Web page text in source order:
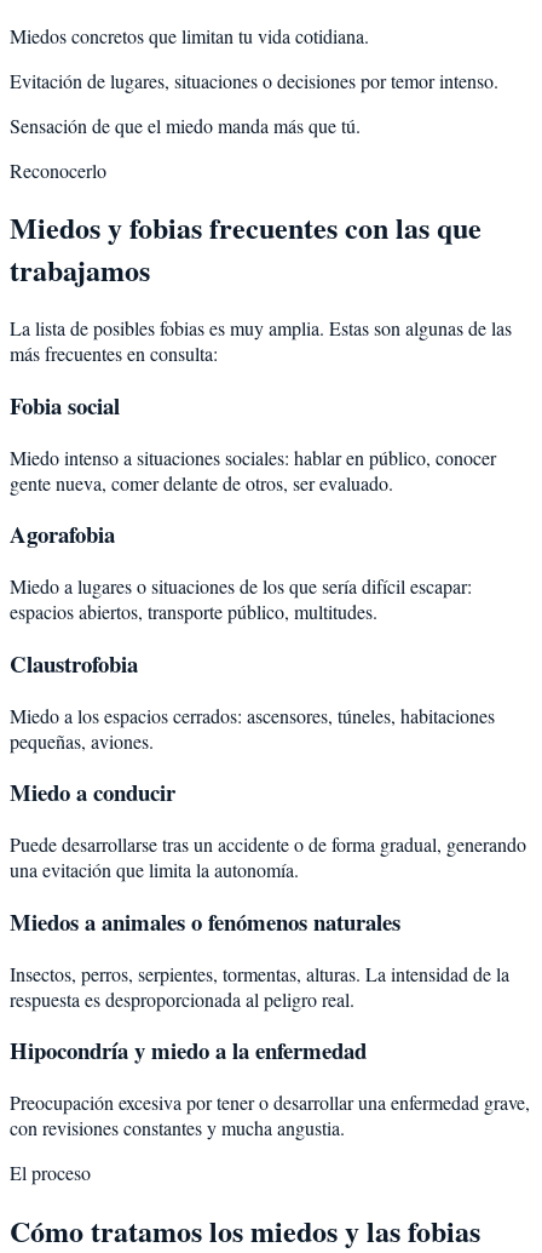
Miedos concretos que limitan tu vida cotidiana.
Evitación de lugares, situaciones o decisiones por temor intenso.
Sensación de que el miedo manda más que tú.
Reconocerlo
Miedos y fobias frecuentes con las que
trabajamos
La lista de posibles fobias es muy amplia. Estas son algunas de las
más frecuentes en consulta:
Fobia social
Miedo intenso a situaciones sociales: hablar en público, conocer
gente nueva, comer delante de otros, ser evaluado.
Agorafobia
Miedo a lugares o situaciones de los que sería difícil escapar:
espacios abiertos, transporte público, multitudes.
Claustrofobia
Miedo a los espacios cerrados: ascensores, túneles, habitaciones
pequeñas, aviones.
Miedo a conducir
Puede desarrollarse tras un accidente o de forma gradual, generando
una evitación que limita la autonomía.
Miedos a animales o fenómenos naturales
Insectos, perros, serpientes, tormentas, alturas. La intensidad de la
respuesta es desproporcionada al peligro real.
Hipocondría y miedo a la enfermedad
Preocupación excesiva por tener o desarrollar una enfermedad grave,
con revisiones constantes y mucha angustia.
El proceso
Cómo tratamos los miedos y las fobias